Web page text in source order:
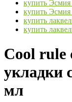
купить
купить
купить
купить
Cool rule
укладки
мл